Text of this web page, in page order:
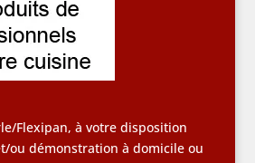
Flexipan, à votre disposition
ou démonstration à domicile ou